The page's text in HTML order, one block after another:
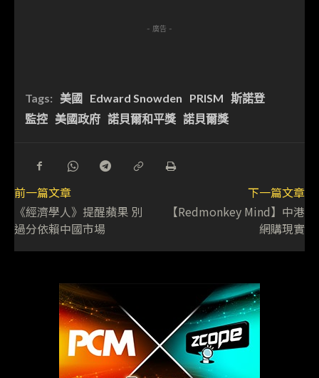
- 廣告 -
Tags: 美國 Edward Snowden PRISM 斯諾登
監控 美國政府 諾貝爾和平獎 諾貝爾獎
前一篇文章
《經濟學人》提醒蘋果 別
過分依賴中國市場
下一篇文章
【Redmonkey Mind】中港
網購現實